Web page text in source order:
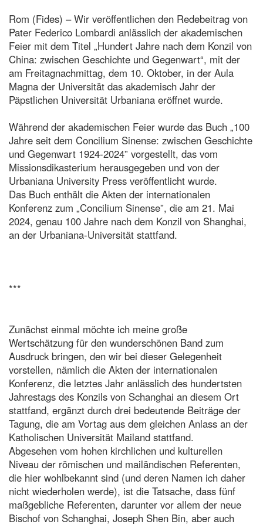
Rom (Fides) – Wir veröffentlichen den Redebeitrag von
Pater Federico Lombardi anlässlich der akademischen
Feier mit dem Titel „Hundert Jahre nach dem Konzil von
China: zwischen Geschichte und Gegenwart“, mit der
am Freitagnachmittag, dem 10. Oktober, in der Aula
Magna der Universität das akademisch Jahr der
Päpstlichen Universität Urbaniana eröffnet wurde.
Während der akademischen Feier wurde das Buch „100
Jahre seit dem Concilium Sinense: zwischen Geschichte
und Gegenwart 1924-2024” vorgestellt, das vom
Missionsdikasterium herausgegeben und von der
Urbaniana University Press veröffentlicht wurde.
Das Buch enthält die Akten der internationalen
Konferenz zum „Concilium Sinense”, die am 21. Mai
2024, genau 100 Jahre nach dem Konzil von Shanghai,
an der Urbaniana-Universität stattfand.
***
Zunächst einmal möchte ich meine große
Wertschätzung für den wunderschönen Band zum
Ausdruck bringen, den wir bei dieser Gelegenheit
vorstellen, nämlich die Akten der internationalen
Konferenz, die letztes Jahr anlässlich des hundertsten
Jahrestags des Konzils von Schanghai an diesem Ort
stattfand, ergänzt durch drei bedeutende Beiträge der
Tagung, die am Vortag aus dem gleichen Anlass an der
Katholischen Universität Mailand stattfand.
Abgesehen vom hohen kirchlichen und kulturellen
Niveau der römischen und mailändischen Referenten,
die hier wohlbekannt sind (und deren Namen ich daher
nicht wiederholen werde), ist die Tatsache, dass fünf
maßgebliche Referenten, darunter vor allem der neue
Bischof von Schanghai, Joseph Shen Bin, aber auch